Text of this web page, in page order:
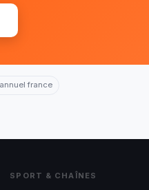
france
SPORT & CHAÎNES